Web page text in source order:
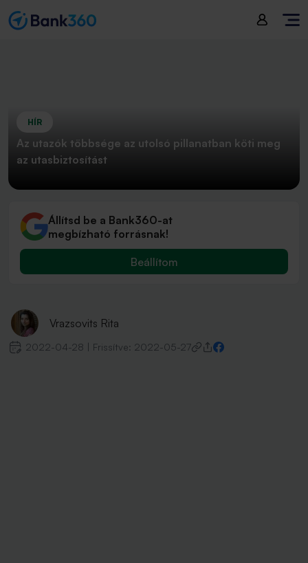
HÍR
Az utazók többsége az utolsó pillanatban köti meg
az utasbiztosítást
Állítsd be a Bank360-at
megbízható forrásnak!
Beállítom
Vrazsovits Rita
2022-04-28 Frissítve: 2022-05-27